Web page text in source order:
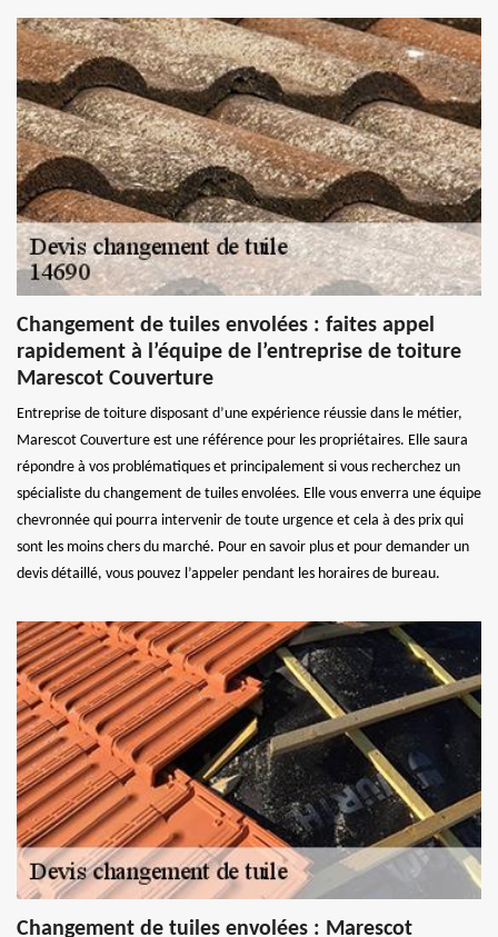
Changement de tuiles envolées : faites appel
rapidement à l’équipe de l’entreprise de toiture
Marescot Couverture
Entreprise de toiture disposant d’une expérience réussie dans le métier,
Marescot Couverture est une référence pour les propriétaires. Elle saura
répondre à vos problématiques et principalement si vous recherchez un
spécialiste du changement de tuiles envolées. Elle vous enverra une équipe
chevronnée qui pourra intervenir de toute urgence et cela à des prix qui
sont les moins chers du marché. Pour en savoir plus et pour demander un
devis détaillé, vous pouvez l’appeler pendant les horaires de bureau.
Changement de tuiles envolées : Marescot